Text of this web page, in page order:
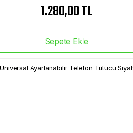
1.280,00 TL
Sepete Ekle